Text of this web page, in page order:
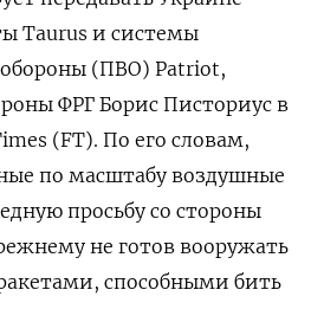
Taurus и системы
(ПВО) Patriot,
ФРГ Борис Писториус в
(FT). По его словам,
по масштабу воздушные
просьбу со стороны
не готов вооружать
способными бить